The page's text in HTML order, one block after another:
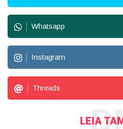
Whatsapp
Instagram
Threads
LEIA